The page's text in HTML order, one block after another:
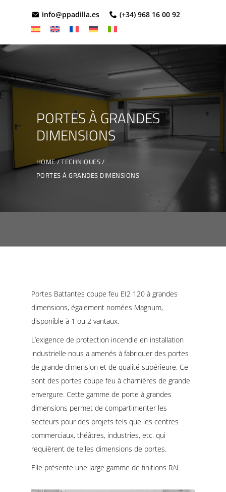
info@ppadilla.es (+34) 968 16 00 92
PORTES À GRANDES
DIMENSIONS
HOME TECHNIQUES
PORTES À GRANDES DIMENSIONS
Portes Battantes coupe feu EI2 120 à grandes
dimensions, également nomées Magnum,
disponible à 1 ou 2 vantaux.
L’exigence de protection incendie en installation
industrielle nous a amenés à fabriquer des portes
de grande dimension et de qualité supérieure. Ce
sont des portes coupe feu à charnières de grande
envergure. Cette gamme de porte à grandes
dimensions permet de compartimenter les
secteurs pour des projets tels que les centres
commerciaux, théâtres, industries, etc. qui
requièrent de telles dimensions de portes.
Elle présente une large gamme de finitions RAL.